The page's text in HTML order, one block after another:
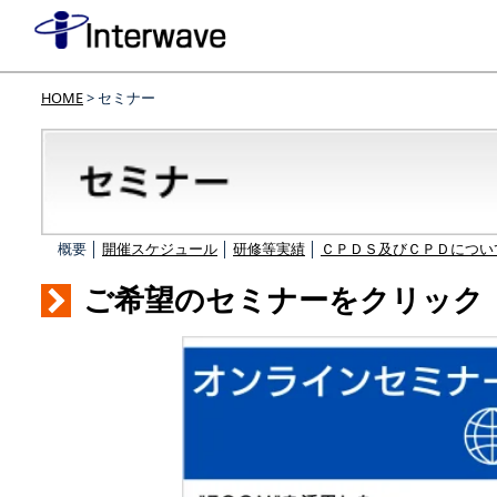
HOME> セミナー
概要 │ 開催スケジュール 研修等実績 ＣＰＤＳ及びＣＰＤにつ
ご希望のセミナーをクリック